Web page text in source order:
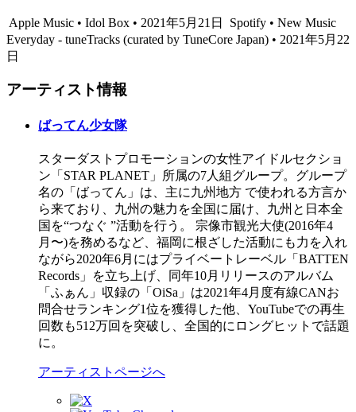
Apple Music • Idol Box • 2021年5月21日
Spotify • New Music
Everyday - tuneTracks (curated by TuneCore Japan) • 2021年5月22
日
アーティスト情報
ばってん少女隊
スターダストプロモーションの女性アイドルセクショ
ン「STAR PLANET」所属の7人組グループ。グループ
名の「ばってん」は、主に九州地方 で使われる方言か
ら来ており、九州の魅力を全国に届け、九州と日本全
国を“つなぐ ”活動を行う。 宗像市観光大使(2016年4
月〜)を務めるなど、福岡に根ざした活動にも力を入れ
ながら2020年6月にはプライベートレーベル「BATTEN
Records」を立ち上げ、同年10月リリースのアルバム
「ふぁん」収録の「OiSa」は2021年4月度有線CANお
問合せランキング1位を獲得した他、YouTubeでの再生
回数も512万回を突破し、全国的にロングヒットで話題
に。
アーティストページへ